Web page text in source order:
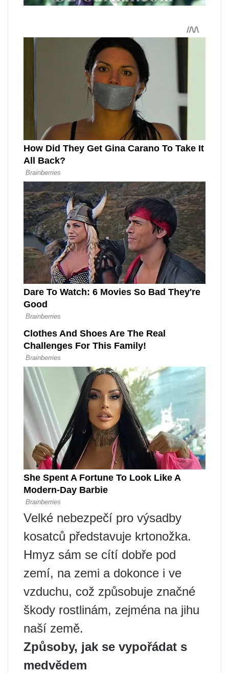
Velké nebezpečí pro výsadby
kosatců představuje krtonožka.
Hmyz sám se cítí dobře pod
zemí, na zemi a dokonce i ve
vzduchu, což způsobuje značné
škody rostlinám, zejména na jihu
naší země.
Způsoby, jak se vypořádat s
medvědem